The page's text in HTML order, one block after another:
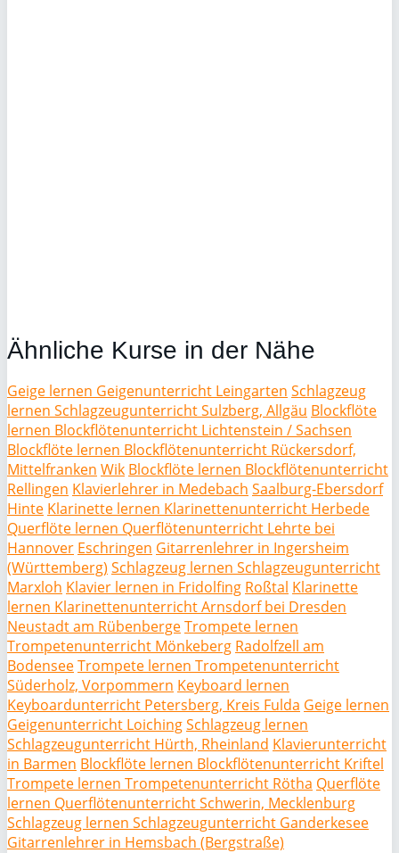
Ähnliche Kurse in der Nähe
Geige lernen Geigenunterricht Leingarten Schlagzeug
lernen Schlagzeugunterricht Sulzberg, Allgäu Blockflöte
lernen Blockflötenunterricht Lichtenstein / Sachsen
Blockflöte lernen Blockflötenunterricht Rückersdorf,
Mittelfranken Wik Blockflöte lernen Blockflötenunterricht
Rellingen Klavierlehrer in Medebach Saalburg-Ebersdorf
Hinte Klarinette lernen Klarinettenunterricht Herbede
Querflöte lernen Querflötenunterricht Lehrte bei
Hannover Eschringen Gitarrenlehrer in Ingersheim
(Württemberg) Schlagzeug lernen Schlagzeugunterricht
Marxloh Klavier lernen in Fridolfing Roßtal Klarinette
lernen Klarinettenunterricht Arnsdorf bei Dresden
Neustadt am RübenbergeTrompete lernen
Trompetenunterricht Mönkeberg Radolfzell am
BodenseeTrompete lernen Trompetenunterricht
Süderholz, Vorpommern Keyboard lernen
Keyboardunterricht Petersberg, Kreis Fulda Geige lernen
Geigenunterricht LoichingSchlagzeug lernen
Schlagzeugunterricht Hürth, Rheinland Klavierunterricht
in Barmen Blockflöte lernen Blockflötenunterricht Kriftel
Trompete lernen Trompetenunterricht Rötha Querflöte
lernen Querflötenunterricht Schwerin, Mecklenburg
Schlagzeug lernen Schlagzeugunterricht Ganderkesee
Gitarrenlehrer in Hemsbach (Bergstraße)